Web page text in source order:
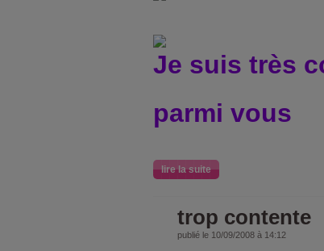
Je suis très
parmi vous
lire la suite
trop contente
publié le 10/09/2008 à 14:12